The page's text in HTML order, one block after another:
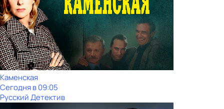
Каменская
Сегодня в 09:05
Русский Детектив